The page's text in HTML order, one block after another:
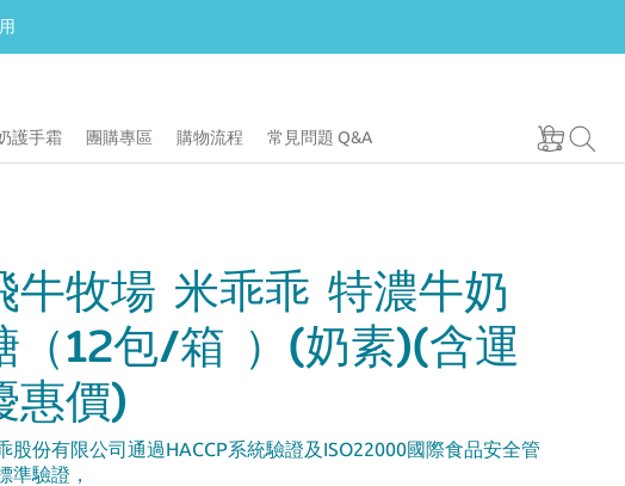
護手霜 團購專區 購物流程 常見問題 Q&A
牛牧場 米乖乖 特濃牛奶
（12包/箱 ）(奶素)(含運
惠價)
股份有限公司通過HACCP系統驗證及ISO22000國際食品安全管
準驗證，